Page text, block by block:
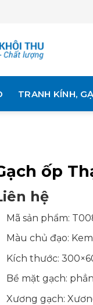
TRANH KÍNH,
ốp
hệ
Mã sản phẩm:
Màu chủ đạo:
Kích thước:
Bề mặt gạch:
Xương gạch: